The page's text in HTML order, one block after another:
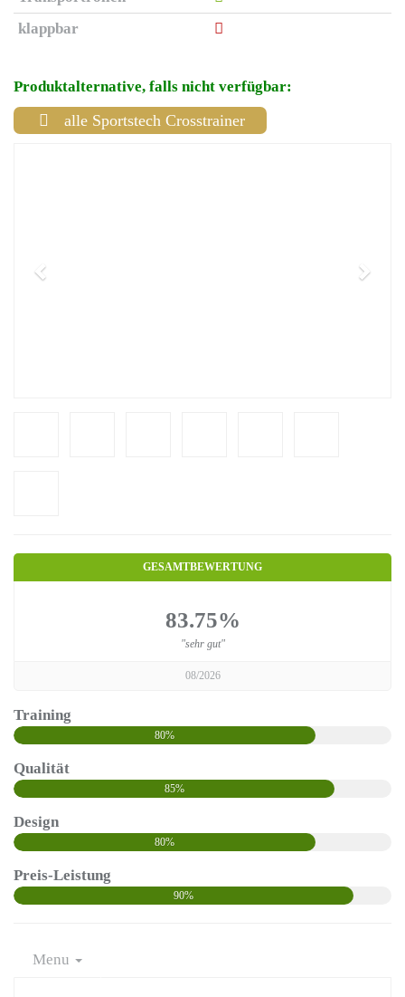
klappbar
Produktalternative, falls nicht verfügbar:
alle Sportstech Crosstrainer
GESAMTBEWERTUNG
83.75%
"sehr gut"
08/2026
Training
80%
Qualität
85%
Design
80%
Preis-Leistung
90%
Menu